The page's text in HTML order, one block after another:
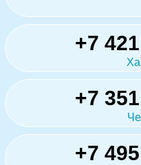
+7
+7
+7